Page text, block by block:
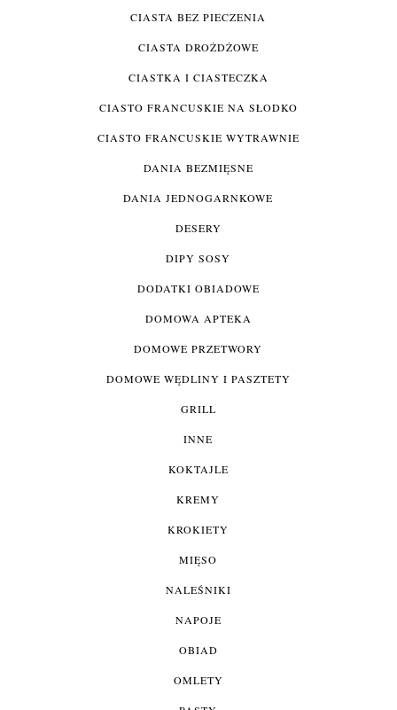
CIASTA BEZ PIECZENIA
CIASTA DROŻDŻOWE
CIASTKA I CIASTECZKA
CIASTO FRANCUSKIE NA SŁODKO
CIASTO FRANCUSKIE WYTRAWNIE
DANIA BEZMIĘSNE
DANIA JEDNOGARNKOWE
DESERY
DIPY SOSY
DODATKI OBIADOWE
DOMOWA APTEKA
DOMOWE PRZETWORY
DOMOWE WĘDLINY I PASZTETY
GRILL
INNE
KOKTAJLE
KREMY
KROKIETY
MIĘSO
NALEŚNIKI
NAPOJE
OBIAD
OMLETY